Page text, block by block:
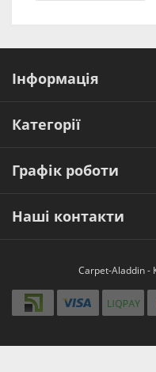
Інформація
Категорії
Графік роботи
Наші контакти
Carpet-Aladdin -